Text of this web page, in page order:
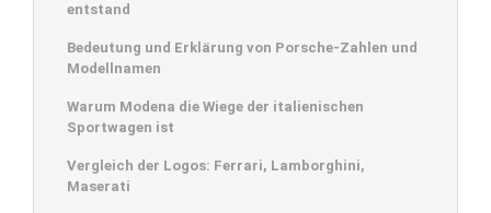
entstand
Bedeutung und Erklärung von Porsche-Zahlen und
Modellnamen
Warum Modena die Wiege der italienischen
Sportwagen ist
Vergleich der Logos: Ferrari, Lamborghini,
Maserati